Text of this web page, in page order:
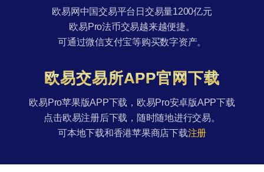
欧易网中国交易平台日交易量1200亿元
欧易Pro法币交易越来越便捷。
可通过微信支付宝等购买数字资产。
欧易交易所APP官网下载
欧易Pro苹果版APP下载，欧易Pro安卓版APP下载
点击欧易注册后下载，随时随地进行交易。
可本地下载和香港苹果商店下载注册